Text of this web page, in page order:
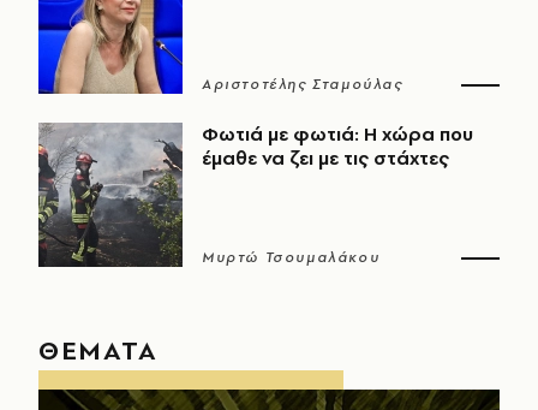
Αριστοτέλης Σταμούλας
Φωτιά με φωτιά: Η χώρα που
έμαθε να ζει με τις στάχτες
Μυρτώ Τσουμαλάκου
ΘΕΜΑΤΑ